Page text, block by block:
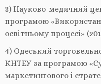
3) Науково-медичний
програмою
освітньому процесі»
4) Одеський
КНТЕУ за програмою
маркетингового і